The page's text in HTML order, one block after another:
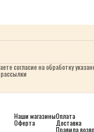
согласие на обработку
Наши магазины
Оферта
Оплата
Доставка
Правила